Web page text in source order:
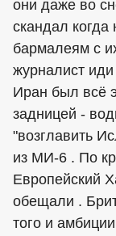
они даже во
скандал
бармалеям с
журналист
Иран был всё
задницей -
"возглавить
из МИ-6 . По
Европейский
обещали .
того и